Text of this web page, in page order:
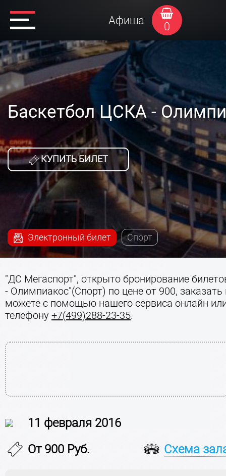
Афиша 0
Баскетбол ЦСКА -
КУПИТЬ БИЛЕТ
Электронный билет Спорт
"ДС Мегаспорт", открыто бронирование
- Олимпиакос"(Спорт) по цене от 900,
можете с помощью нашего сервиса онлайн
телефону +7(499)288-23-35.
11 февраля 2016
От 900 Руб.
Схема